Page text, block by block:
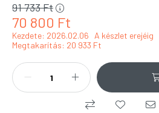
70 800 Ft
91 733Ft
Kezdete: 2026.02.06
A készlet erejéig
Megtakarítás 20 933 Ft